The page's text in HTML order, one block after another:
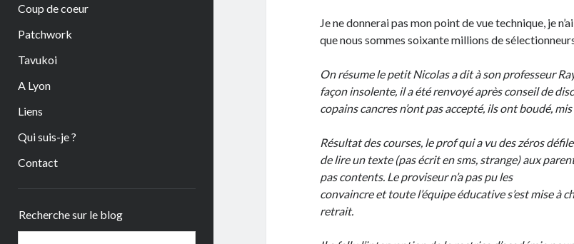
Coup de coeur
Patchwork
Tavukoi
A Lyon
Liens
Qui suis-je ?
Contact
Recherche sur le blog
Je ne donnerai pas mon point de vue technique, je
que nous sommes soixante millions de
On résume le petit Nicolas a dit à son professeur
façon insolente, il a été renvoyé après conseil de
copains cancres n’ont pas accepté, ils ont boudé,
Résultat des courses, le prof qui a vu des zéros
de lire un texte (pas écrit en sms, strange) aux
pas contents. Le proviseur n’a pas pu les
convaincre et toute l’équipe éducative s’est mise à
retrait.